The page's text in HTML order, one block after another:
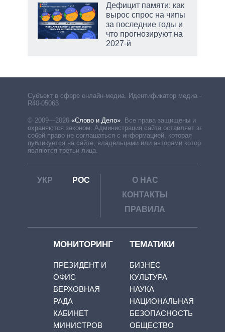
Дефицит памяти: как
вырос спрос на чипы
за последние годы и
что прогнозируют на
2027-й
Субъект в сфере онлайн-медиа. Идентификатор медиа –
R40-05063
© 2009—2026 «Слово и Дело»
Все права защищены и
охраняются законом. Администрация сайта оставляет за
собой право не соглашаться с информацией, которая
публикуется на сайте, владельцами или авторами которой
являются третьи лица.
УКР РОС
О НАС
КОНТАКТЫ
ПРАВИЛА
МОНИТОРИНГ
ПРЕЗИДЕНТ И
ОФИС
ВЕРХОВНАЯ
РАДА
КАБИНЕТ
МИНИСТРОВ
ТЕМАТИКИ
БИЗНЕС
КУЛЬТУРА
НАУКА
НАЦИОНАЛЬНАЯ
БЕЗОПАСНОСТЬ
ОБЩЕСТВО